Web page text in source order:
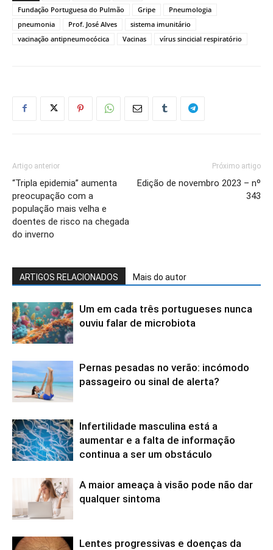
Fundação Portuguesa do Pulmão
Gripe
Pneumologia
pneumonia
Prof. José Alves
sistema imunitário
vacinação antipneumocócica
Vacinas vírus sincicial respiratório
Artigo anterior
“Tripla epidemia” aumenta
preocupação com a
população mais velha e
doentes de risco na chegada
do inverno
Próximo artigo
Edição de novembro 2023 – nº
343
ARTIGOS RELACIONADOS Mais do autor
Um em cada três portugueses nunca
ouviu falar de microbiota
Pernas pesadas no verão: incómodo
passageiro ou sinal de alerta?
Infertilidade masculina está a
aumentar e a falta de informação
continua a ser um obstáculo
A maior ameaça à visão pode não dar
qualquer sintoma
Lentes progressivas e doenças da